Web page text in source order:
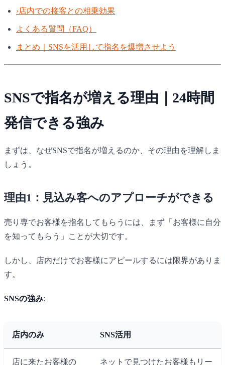
›店内での接客との相乗効果
よくある質問（FAQ）
まとめ｜SNSを活用して指名を爆増させよう
SNSで指名が増える理由｜24時間
発信できる強み
まずは、なぜSNSで指名が増えるのか、その理由を理解しま
しょう。
理由1：見込み客へのアプローチができる
売り専でお客様を指名してもらうには、まず「お客様に自分
を知ってもらう」ことが大切です。
しかし、店内だけでお客様にアピールするには限界がありま
す。
SNSの強み:
店内のみ SNS活用
店に来たお客様の ネットで見つけたお客様もリー